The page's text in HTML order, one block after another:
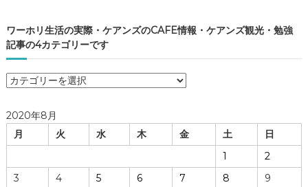
ワーホリ生活の実際・ケアンズのCAFE情報・ケアンズ観光・勉強
記事の4カテゴリーです
ワ
リ
生
の
実
2020年8月
月
火 水 木 金 土
日
1
2
3
4 5 6 7 8
9